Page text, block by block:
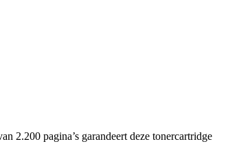
pagina’s garandeert deze tonercartridge